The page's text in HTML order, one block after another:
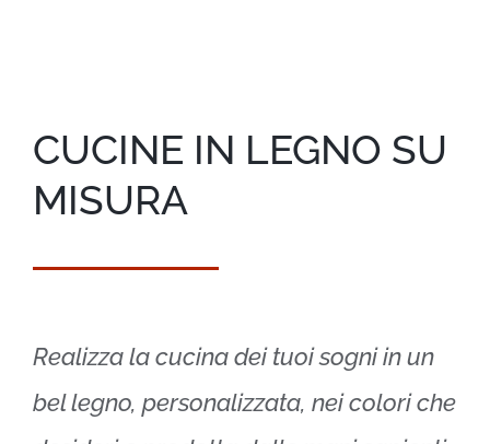
CUCINE IN LEGNO SU
MISURA
Realizza la cucina dei tuoi sogni in un
bel legno, personalizzata, nei colori che